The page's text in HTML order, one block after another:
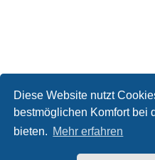
Diese Website nutzt
bestmöglichen Komfort bei
bieten. Mehr erfahren